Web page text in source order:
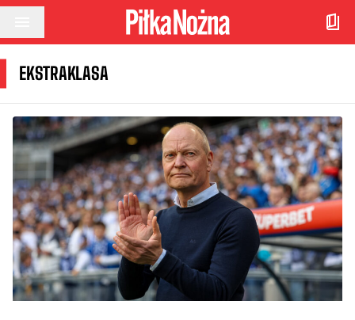
Przejdź do treści
EKSTRAKLASA